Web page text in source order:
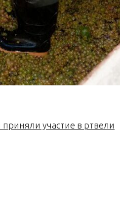
участие в ртвели